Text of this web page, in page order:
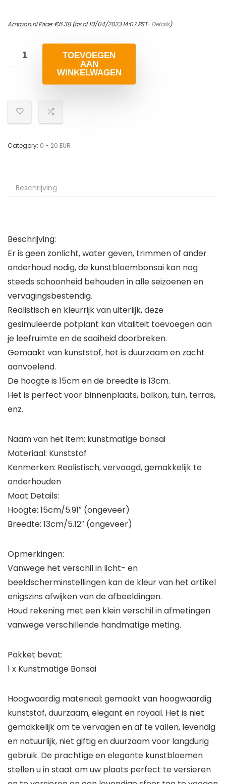
Amazon.nl Price:€6.38(as of 10/04/2023 14:07 PST-Details)
TOEVOEGEN
AAN
WINKELWAGEN
Category: 0 - 20 EUR
Beschrijving
Beschrijving:
Er is geen zonlicht, water geven, trimmen of ander
onderhoud nodig, de kunstbloembonsai kan nog
steeds schoonheid behouden in alle seizoenen en
vervagingsbestendig.
Realistisch en kleurrijk van uiterlijk, deze
gesimuleerde potplant kan vitaliteit toevoegen aan
je leefruimte en de saaiheid doorbreken.
Gemaakt van kunststof, het is duurzaam en zacht
aanvoelend.
De hoogte is 15cm en de breedte is 13cm.
Het is perfect voor binnenplaats, balkon, tuin, terras,
enz.
Naam van het item: kunstmatige bonsai
Materiaal: Kunststof
Kenmerken: Realistisch, vervaagd, gemakkelijk te
onderhouden
Maat Details:
Hoogte: 15cm/5.91″ (ongeveer)
Breedte: 13cm/5.12″ (ongeveer)
Opmerkingen:
Vanwege het verschil in licht- en
beeldscherminstellingen kan de kleur van het artikel
enigszins afwijken van de afbeeldingen.
Houd rekening met een klein verschil in afmetingen
vanwege verschillende handmatige meting.
Pakket bevat:
1 x Kunstmatige Bonsai
Hoogwaardig materiaal: gemaakt van hoogwaardig
kunststof, duurzaam, elegant en royaal. Het is niet
gemakkelijk om te vervagen en af te vallen, levendig
en natuurlijk, niet giftig en duurzaam voor langdurig
gebruik. De prachtige en elegante kunstbloemen
stellen u in staat om uw plaats perfect te versieren